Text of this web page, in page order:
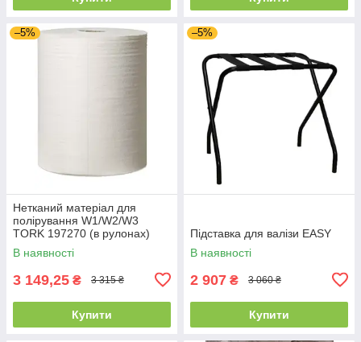
–5%
Нетканий матеріал для
полірування W1/W2/W3
TORK 197270 (в рулонах)
В наявності
3 149,25 ₴ 3 315 ₴
Купити
–5%
Підставка для валізи EASY
В наявності
2 907 ₴ 3 060 ₴
Купити